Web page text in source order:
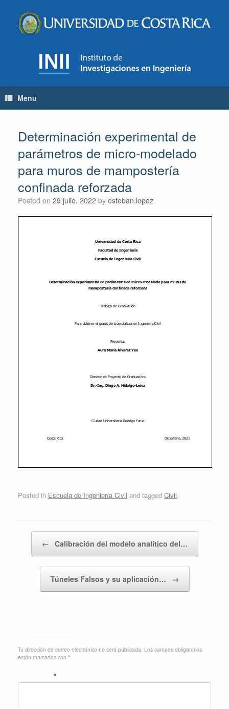
content
Menu
Determinación experimental de
parámetros de micro-modelado
para muros de mampostería
confinada reforzada
Posted on 29 julio, 2022 by esteban.lopez
Posted in Escuela de Ingeniería Civil and tagged Civil.
← Calibración del modelo analítico del…
Túneles Falsos y su aplicación… →
Tu dirección de correo electrónico no será publicada. Los campos obligatorios
están marcados con *
*